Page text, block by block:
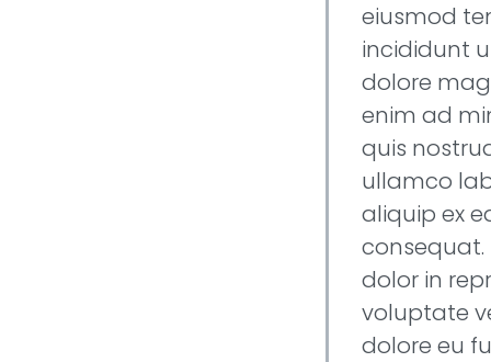
eiusmod
incididunt
dolore
enim ad
quis
ullamco
aliquip ex
consequat.
dolor in
voluptate
dolore eu